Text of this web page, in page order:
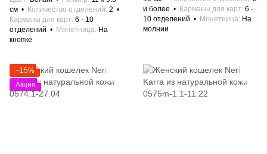
см
Количество отделений 2
Карманы для карт 6 - 10
отделений
Монетница На
кнопке
и более
Карманы для карт 6 -
10 отделений
Монетница На
молнии
−15%
Акция